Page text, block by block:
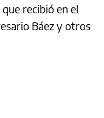
recibió en el
Báez y otros